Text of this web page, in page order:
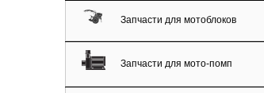
Запчасти для мотоблоков
Запчасти для мото-помп